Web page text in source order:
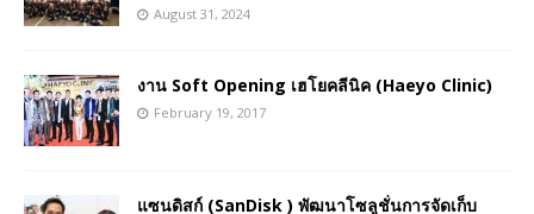
August 31, 2024
งาน Soft Opening เฮโยคลีนิค (Haeyo Clinic)
February 19, 2017
แซนดิสก์ (SanDisk ) พัฒนาโซลูชั่นการจัดเก็บ